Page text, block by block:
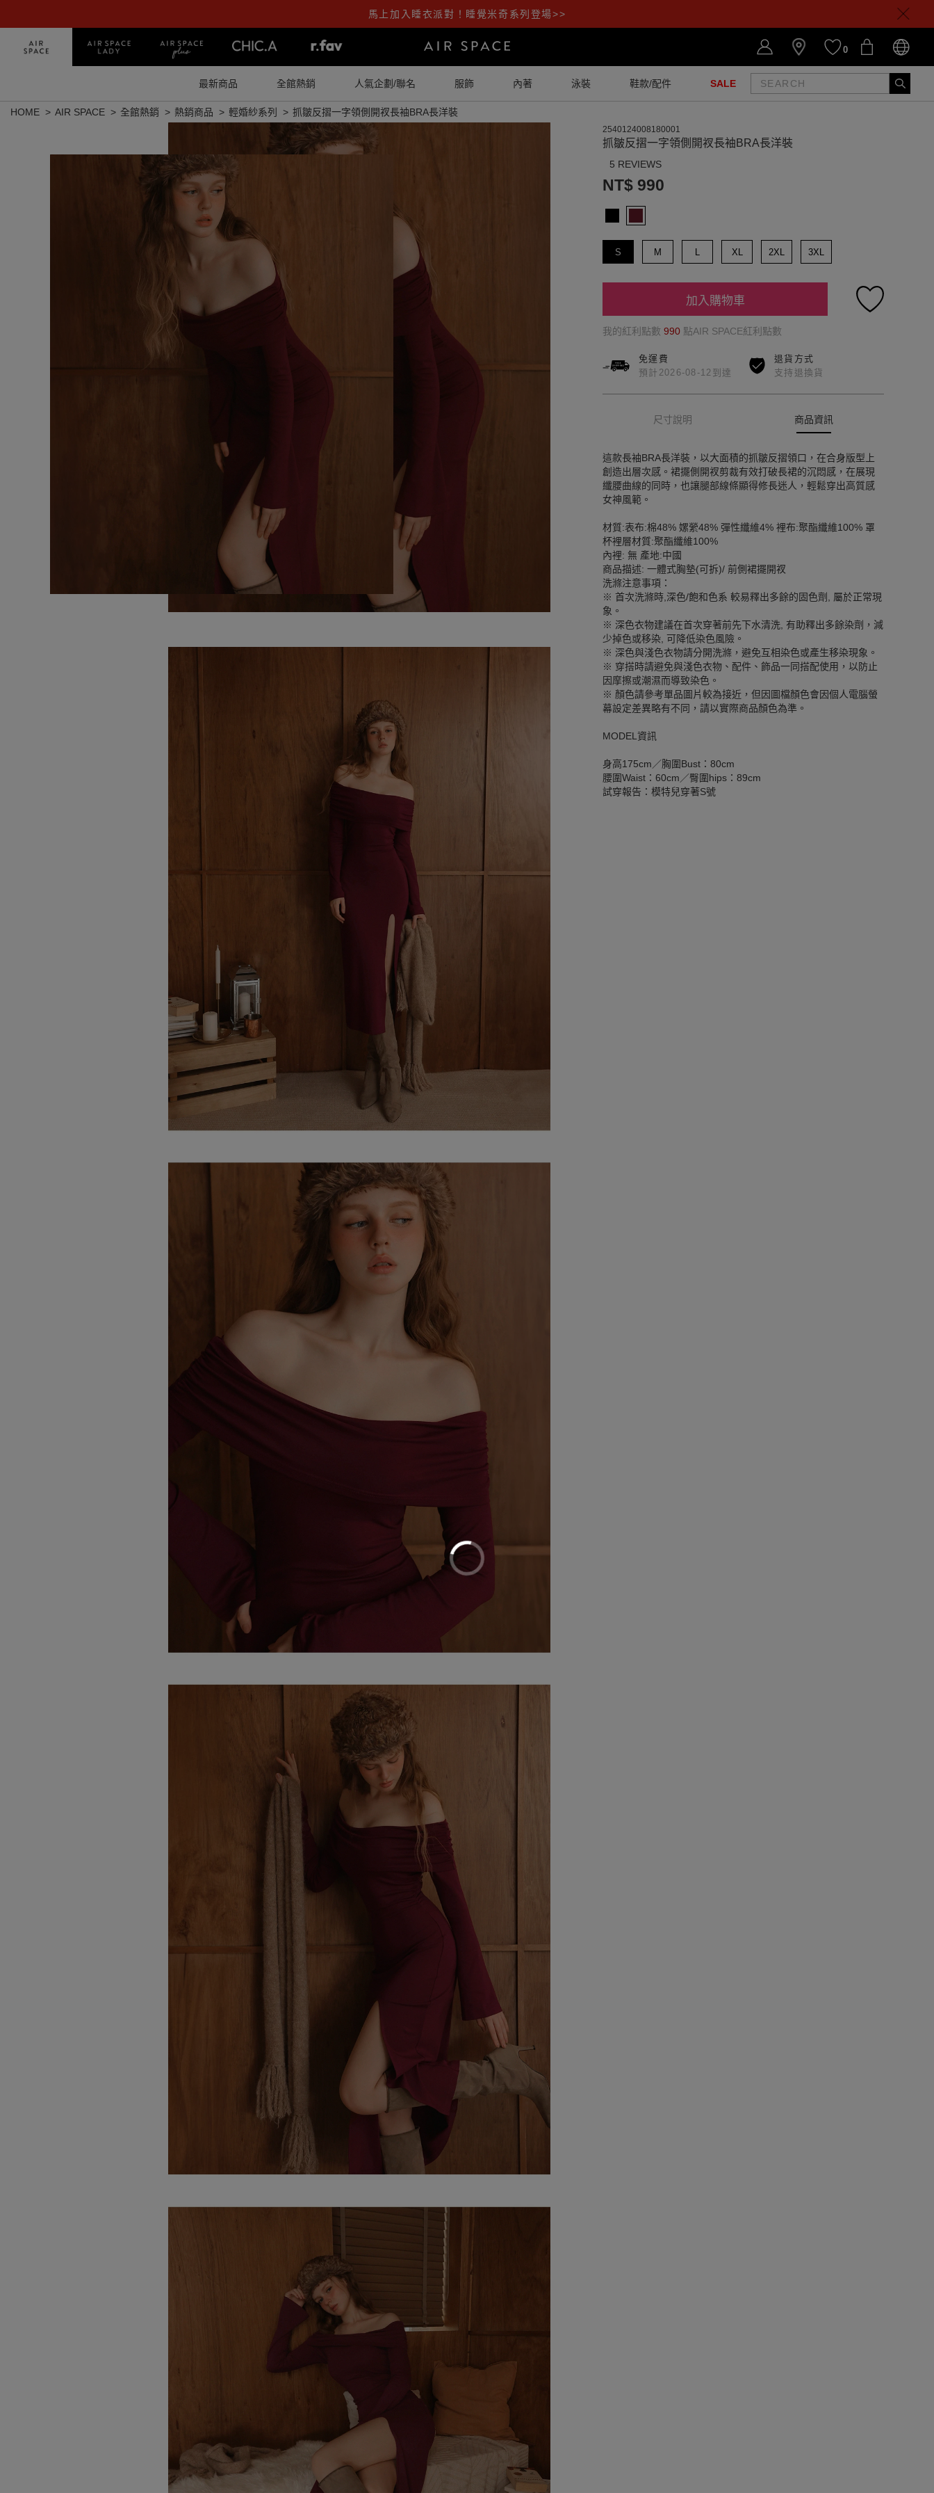
馬上加入睡衣派對！睡覺米奇系列登場>>
0
最新商品 全館熱銷 人氣企劃/聯名 服飾 內著 泳裝 鞋款/配件 SALE
HOME AIR SPACE 全館熱銷 熱銷商品 輕婚紗系列 抓皺反摺一字領側開衩長袖BRA長洋裝
2540124008180001
抓皺反摺一字領側開衩長袖BRA長洋裝
5 REVIEWS
NT$ 990
S M L XL 2XL 3XL
加入購物車
我的紅利點數 990 點AIR SPACE紅利點數
免運費
預計2026-08-12到達
退貨方式
支持退換貨
尺寸說明 商品資訊
這款長袖BRA長洋裝，以大面積的抓皺反摺領口，在合身版型上
創造出層次感。裙擺側開衩剪裁有效打破長裙的沉悶感，在展現
纖腰曲線的同時，也讓腿部線條顯得修長迷人，輕鬆穿出高質感
女神風範。
材質:表布:棉48% 嫘縈48% 彈性纖維4% 裡布:聚酯纖維100% 罩
杯裡層材質:聚酯纖維100%
內裡: 無 產地:中國
商品描述: 一體式胸墊(可拆)/ 前側裙擺開衩
洗滌注意事項：
※ 首次洗滌時,深色/飽和色系 較易釋出多餘的固色劑, 屬於正常現
象。
※ 深色衣物建議在首次穿著前先下水清洗, 有助釋出多餘染劑，減
少掉色或移染, 可降低染色風險。
※ 深色與淺色衣物請分開洗滌，避免互相染色或產生移染現象。
※ 穿搭時請避免與淺色衣物、配件、飾品一同搭配使用，以防止
因摩擦或潮濕而導致染色。
※ 顏色請參考單品圖片較為接近，但因圖檔顏色會因個人電腦螢
幕設定差異略有不同，請以實際商品顏色為準。
MODEL資訊
身高175cm／胸圍Bust：80cm
腰圍Waist：60cm／臀圍hips：89cm
試穿報告：模特兒穿著S號